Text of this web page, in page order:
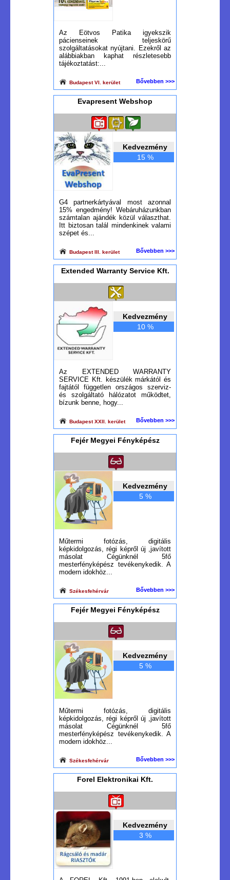
Az Eötvos Patika igyekszik
pácienseinek teljeskörű
szolgáltatásokat nyújtani. Ezekről az
alábbiakban kaphat részletesebb
tájékoztatást:...
Budapest VI. kerület Bővebben >>>
Evapresent Webshop
Kedvezmény
15 %
G4 partnerkártyával most azonnal
15% engedmény! Webáruházunkban
számtalan ajándék közül választhat.
Itt biztosan talál mindenkinek valami
szépet és...
Budapest III. kerület Bővebben >>>
Extended Warranty Service Kft.
Kedvezmény
10 %
Az EXTENDED WARRANTY
SERVICE Kft. készülék márkától és
fajtától független országos szerviz-
és szolgáltató hálózatot működtet,
bízunk benne, hogy...
Budapest XXII. kerület Bővebben >>>
Fejér Megyei Fényképész
Kedvezmény
5 %
Műtermi fotózás, digitális
képkidolgozás, régi képről új ,javított
másolat Cégünknél 5fő
mesterfényképész tevékenykedik. A
modern idokhöz...
Székesfehérvár Bővebben >>>
Fejér Megyei Fényképész
Kedvezmény
5 %
Műtermi fotózás, digitális
képkidolgozás, régi képről új ,javított
másolat Cégünknél 5fő
mesterfényképész tevékenykedik. A
modern idokhöz...
Székesfehérvár Bővebben >>>
Forel Elektronikai Kft.
Kedvezmény
3 %